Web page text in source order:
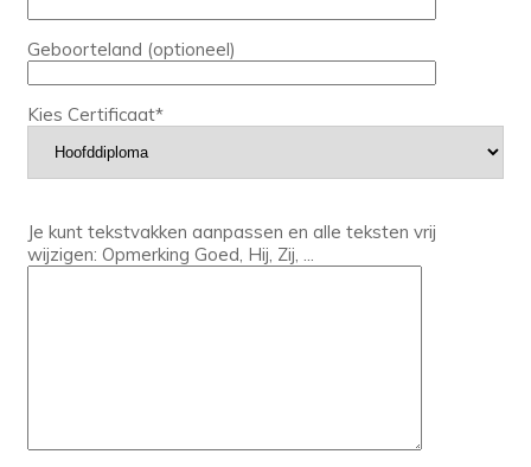
Geboorteland (optioneel)
Kies Certificaat*
Je kunt tekstvakken aanpassen en alle teksten vrij
wijzigen: Opmerking Goed, Hij, Zij, ...